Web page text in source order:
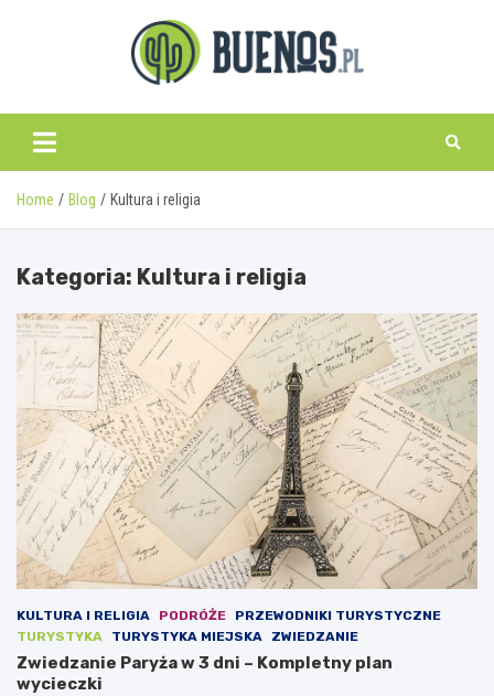
www.buenos.pl
Home Blog Kultura i religia
Kategoria: Kultura i religia
KULTURA I RELIGIA PODRÓŻE
PRZEWODNIKI TURYSTYCZNE
TURYSTYKA
TURYSTYKA MIEJSKA ZWIEDZANIE
Zwiedzanie Paryża w 3 dni – Kompletny plan
wycieczki